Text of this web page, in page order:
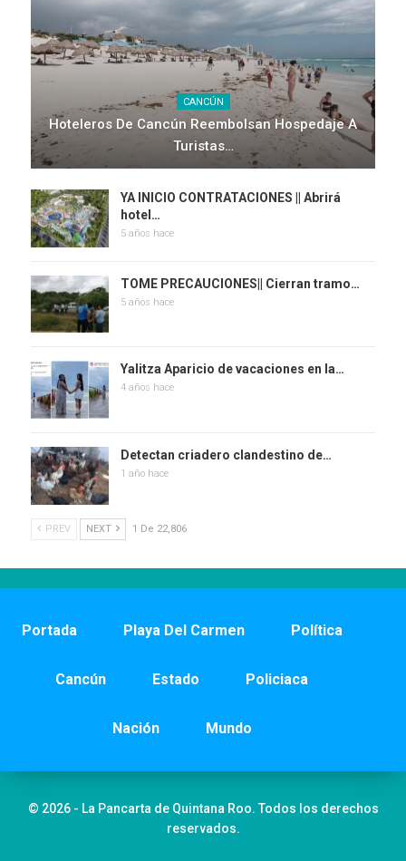
CANCÚN
Hoteleros De Cancún Reembolsan Hospedaje A
Turistas…
YA INICIO CONTRATACIONES || Abrirá
hotel…
5 años hace
TOME PRECAUCIONES|| Cierran tramo…
5 años hace
Yalitza Aparicio de vacaciones en la…
4 años hace
Detectan criadero clandestino de…
1 año hace
PREV NEXT 1 De 22,806
Portada Playa Del Carmen Política
Cancún Estado Policiaca
Nación Mundo
© 2026 - La Pancarta de Quintana Roo. Todos los derechos
reservados.